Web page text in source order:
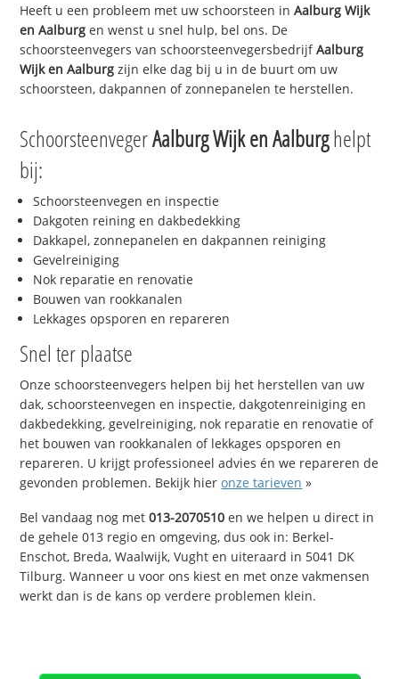
Heeft u een probleem met uw schoorsteen inAalburg Wijk
en Aalburg en wenst u snel hulp, bel ons. De
schoorsteenvegers van schoorsteenvegersbedrijfAalburg
Wijk en Aalburg zijn elke dag bij u in de buurt om uw
schoorsteen, dakpannen of zonnepanelen te herstellen.
SchoorsteenvegerAalburg Wijk en Aalburghelpt
bij:
Schoorsteenvegen en inspectie
Dakgoten reining en dakbedekking
Dakkapel, zonnepanelen en dakpannen reiniging
Gevelreiniging
Nok reparatie en renovatie
Bouwen van rookkanalen
Lekkages opsporen en repareren
Snel ter plaatse
Onze schoorsteenvegers helpen bij het herstellen van uw
dak, schoorsteenvegen en inspectie, dakgotenreiniging en
dakbedekking, gevelreiniging, nok reparatie en renovatie of
het bouwen van rookkanalen of lekkages opsporen en
repareren. U krijgt professioneel advies én we repareren de
gevonden problemen. Bekijk hieronze tarieven »
Bel vandaag nog met013-2070510 en we helpen u direct in
de gehele 013 regio en omgeving, dus ook in: Berkel-
Enschot, Breda, Waalwijk, Vught en uiteraard in 5041 DK
Tilburg. Wanneer u voor ons kiest en met onze vakmensen
werkt dan is de kans op verdere problemen klein.